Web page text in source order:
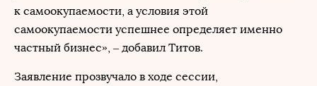
к самоокупаемости, а условия этой
самоокупаемости успешнее определяет именно
частный бизнес», – добавил Титов.
Заявление прозвучало в ходе сессии,